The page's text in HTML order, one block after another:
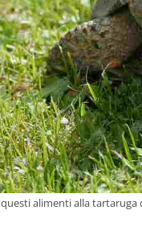
alimenti alla tartaruga